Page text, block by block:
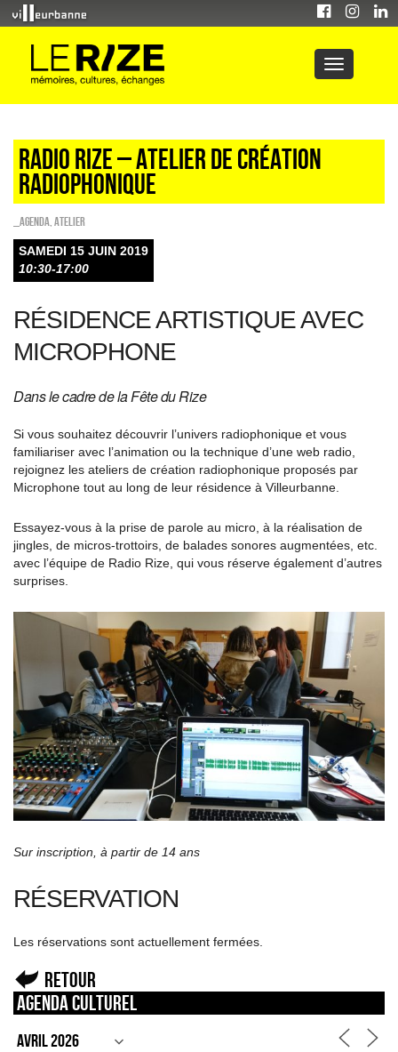
RADIO RIZE – ATELIER DE CRÉATION
RADIOPHONIQUE
_Agenda Atelier
SAMEDI 15 JUIN 2019
10:30-17:00
RÉSIDENCE ARTISTIQUE AVEC
MICROPHONE
Dans le cadre de la Fête du Rize
Si vous souhaitez découvrir l’univers radiophonique et vous
familiariser avec l’animation ou la technique d’une web radio,
rejoignez les ateliers de création radiophonique proposés par
Microphone tout au long de leur résidence à Villeurbanne.
Essayez-vous à la prise de parole au micro, à la réalisation de
jingles, de micros-trottoirs, de balades sonores augmentées, etc.
avec l’équipe de Radio Rize, qui vous réserve également d’autres
surprises.
Sur inscription, à partir de 14 ans
RÉSERVATION
Les réservations sont actuellement fermées.
Retour
Agenda culturel